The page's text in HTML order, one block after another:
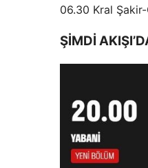
06.30 Kral
ŞİMDİ